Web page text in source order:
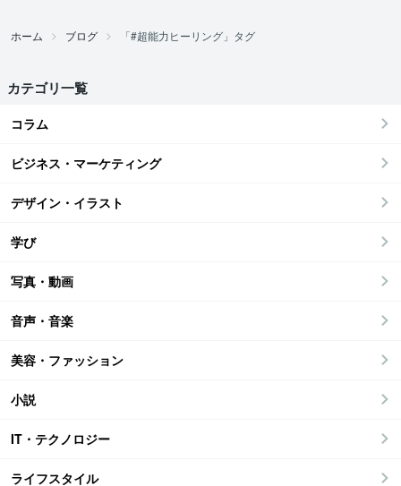
ホーム ブログ 「#超能力ヒーリング」タグ
カテゴリ一覧
コラム
ビジネス・マーケティング
デザイン・イラスト
学び
写真・動画
音声・音楽
美容・ファッション
小説
IT・テクノロジー
ライフスタイル